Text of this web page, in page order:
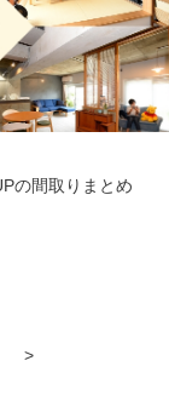
の間取りまとめ
>